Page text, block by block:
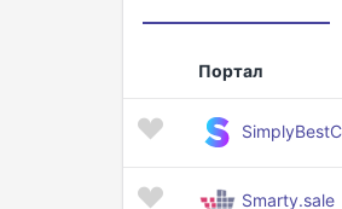
Портал
Smarty.sale